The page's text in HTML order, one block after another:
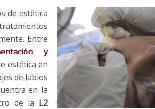
de estética
Entre
y
estética en
de labios
en la
de la L2